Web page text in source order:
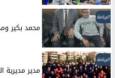
الرياضة
محمد بكير
الرياضة
مدير مديرية